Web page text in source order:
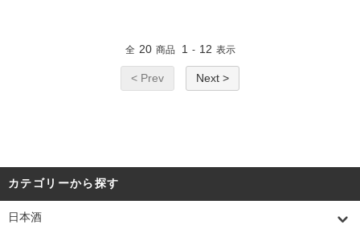
全 20 商品 1 - 12 表示
< Prev Next >
カテゴリーから探す
日本酒